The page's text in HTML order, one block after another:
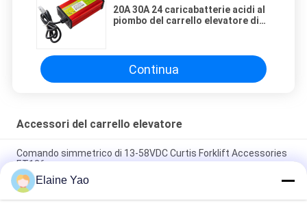
20A 30A 24 caricabatterie acidi al
piombo del carrello elevatore di
Continua
Accessori del carrello elevatore
Comando simmetrico di 13-58VDC Curtis Forklift Accessories
ET126
Sostituzione del comando del PWB di Frei della maniglia del CE
Elaine Yao